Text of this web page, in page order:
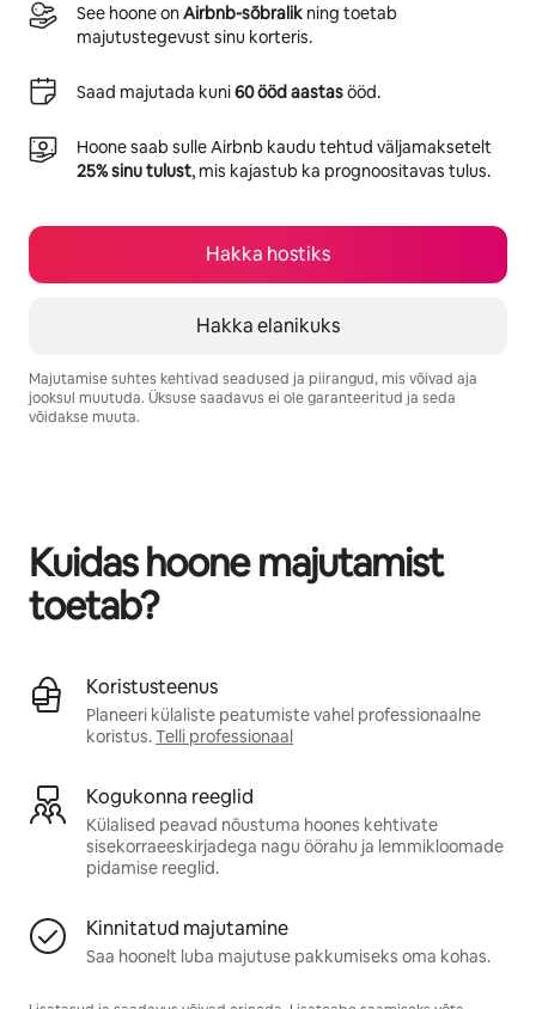
See hoone onAirbnb-sõbralik ning toetab
majutustegevust sinu korteris.
Saad majutada kuni60 ööd aastasööd.
Hoone saab sulle Airbnb kaudu tehtud väljamaksetelt
25% sinu tulust, mis kajastub ka prognoositavas tulus.
Hakka hostiks
Hakka elanikuks
Majutamise suhtes kehtivad seadused ja piirangud, mis võivad aja
jooksul muutuda. Üksuse saadavus ei ole garanteeritud ja seda
võidakse muuta.
Kuidas hoone majutamist
toetab?
Koristusteenus
Planeeri külaliste peatumiste vahel professionaalne
koristus.Telli professionaal
Kogukonna reeglid
Külalised peavad nõustuma hoones kehtivate
sisekorraeeskirjadega nagu öörahu ja lemmikloomade
pidamise reeglid.
Kinnitatud majutamine
Saa hoonelt luba majutuse pakkumiseks oma kohas.